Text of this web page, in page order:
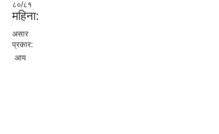
८०/८१
महिना:
असार
प्रकार:
आय